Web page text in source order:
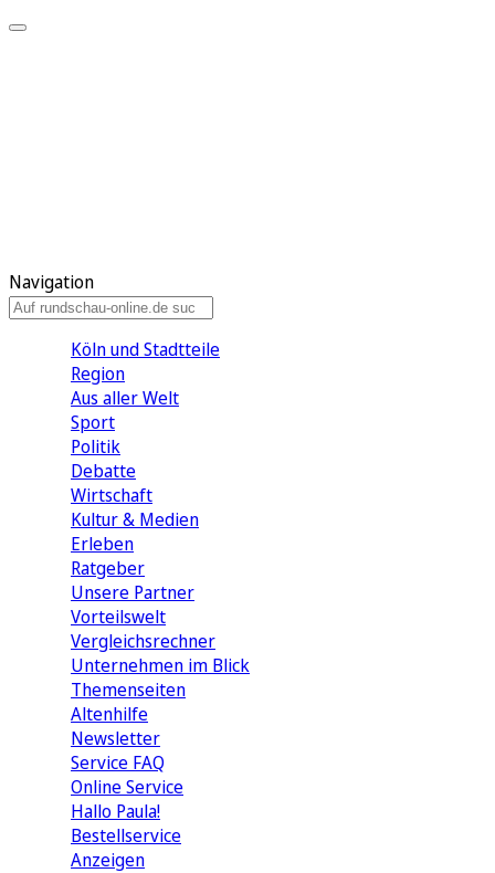
Navigation
Köln und Stadtteile
Region
Aus aller Welt
Sport
Politik
Debatte
Wirtschaft
Kultur & Medien
Erleben
Ratgeber
Unsere Partner
Vorteilswelt
Vergleichsrechner
Unternehmen im Blick
Themenseiten
Altenhilfe
Newsletter
Service FAQ
Online Service
Hallo Paula!
Bestellservice
Anzeigen